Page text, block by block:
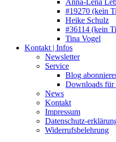
Anna-Lena
#19270 (kein
Heike Schulz
#36114 (kein
Tina Vogel
Kontakt | Infos
Newsletter
Service
Blog
Downloads für
News
Kontakt
Impressum
Datenschutz-
Widerrufsbelehrung